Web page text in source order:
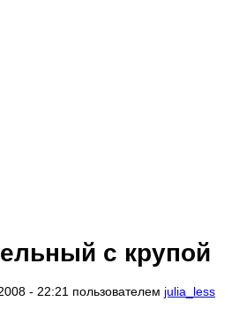
с крупой
- 22:21 пользователем julia_less